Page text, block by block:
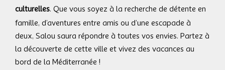
culturelles. Que vous soyez à la recherche de détente en
famille, d’aventures entre amis ou d’une escapade à
deux, Salou saura répondre à toutes vos envies. Partez à
la découverte de cette ville et vivez des vacances au
bord de la Méditerranée !